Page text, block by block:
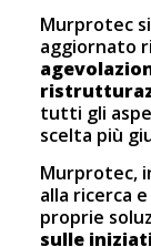
Murprotec
aggiornato
tutti gli
scelta più
Murprotec,
alla ricerca
proprie
sulle